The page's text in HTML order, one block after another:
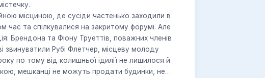
місциною, де сусіди час­тенько заходили в
та спілкувалися на закритому форумі. Але
Брендона та Фіону Труеттів, поважних членів
звинуватили Рубі Флетчер, місцеву молоду
по тому від колишньої ідилії не лишилося й
мешканці не можуть продати будинки, не